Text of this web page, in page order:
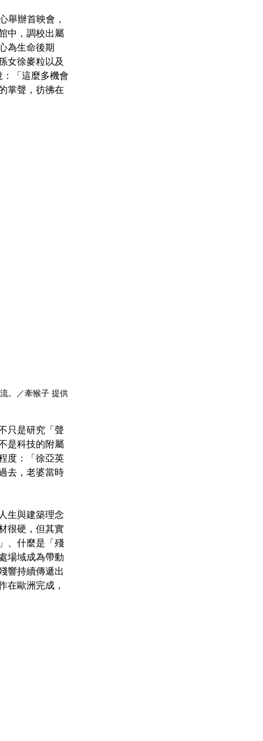
中，調校出屬
為生命後期
女徐麥粒以及
「這麼多機會
掌聲，彷彿在
。／牽猴子 提供
是科技的附屬
度：「徐亞英
去，老婆當時
很硬，但其實
、什麼是「殘
場域成為帶動
響持續傳遞出
在歐洲完成，